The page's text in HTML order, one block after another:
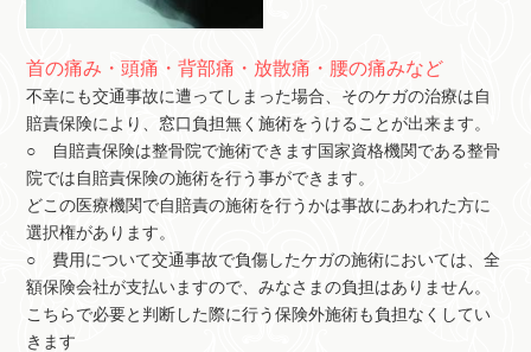
首の痛み・頭痛・背部痛・放散痛・腰の痛みなど
不幸にも交通事故に遭ってしまった場合、そのケガの治療は自
賠責保険により、窓口負担無く施術をうけることが出来ます。
○ 自賠責保険は整骨院で施術できます国家資格機関である整骨
院では自賠責保険の施術を行う事ができます。
どこの医療機関で自賠責の施術を行うかは事故にあわれた方に
選択権があります。
○ 費用について交通事故で負傷したケガの施術においては、全
額保険会社が支払いますので、みなさまの負担はありません。
こちらで必要と判断した際に行う保険外施術も負担なくしてい
きます